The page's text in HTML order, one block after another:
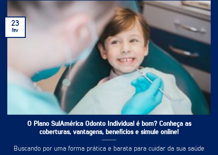
O Plano SulAmérica Odonto Individual é bom? Conheça as
coberturas, vantagens, benefícios e simule online!
Buscando por uma forma prática e barata para cuidar da sua saúde
23
fev